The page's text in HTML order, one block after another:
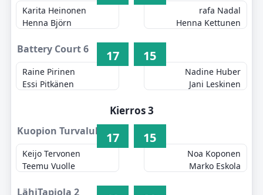
Karita Heinonen
Henna Björn
rafa Nadal
Henna Kettunen
Battery Court 6
Raine Pirinen
Essi Pitkänen
17 15
Nadine Huber
Jani Leskinen
Kierros 3
Kuopion Turvalukko 1
Keijo Tervonen
Teemu Vuolle
17 15
Noa Koponen
Marko Eskola
LähiTapiola 2